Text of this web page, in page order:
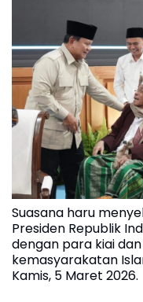
Suasana haru
Presiden Republik
dengan para kiai
kemasyarakatan
Kamis, 5 Maret 2026.